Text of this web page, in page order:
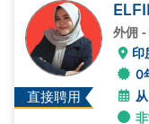
直接聘用
外佣 -
印
0